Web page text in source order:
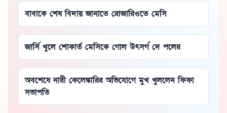
বাবাকে শেষ বিদায় জানাতে রোজারিওতে মেসি
জার্সি খুলে শোকার্ত মেসিকে গোল উৎসর্গ দে পলের
অবশেষে নারী কেলেঙ্কারির অভিযোগে মুখ খুললেন ফিফা
সভাপতি